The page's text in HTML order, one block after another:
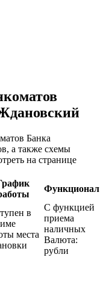
Банка
а также схемы
на странице
Функционал
в
места
С функцией
приема
наличных
Валюта:
рубли